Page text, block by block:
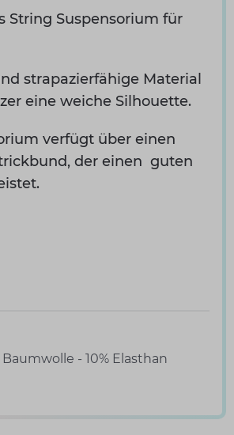
String Suspensorium für
strapazierfähige Material
eine weiche Silhouette.
verfügt über einen
der einen guten
Baumwolle - 10% Elasthan